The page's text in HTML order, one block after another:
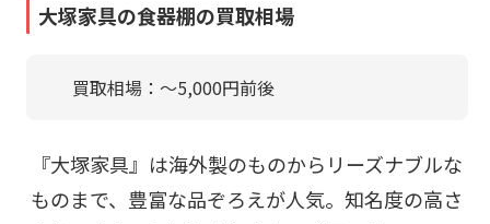
大塚家具の食器棚の買取相場
買取相場：〜5,000円前後
『大塚家具』は海外製のものからリーズナブルな
ものまで、豊富な品ぞろえが人気。知名度の高さ